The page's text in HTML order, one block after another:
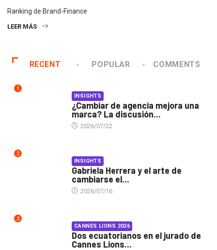
Ranking de Brand-Finance
LEER MÁS
RECENT POPULAR COMMENTS
1
INSIGHTS
¿Cambiar de agencia mejora una
marca? La discusión...
2026/07/22
2
INSIGHTS
Gabriela Herrera y el arte de
cambiarse el...
2026/07/16
3
CANNES LIONS 2026
Dos ecuatorianos en el jurado de
Cannes Lions...